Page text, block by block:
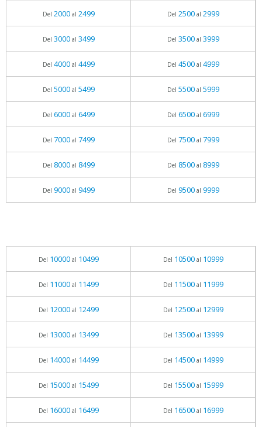
Del 2000al 2499 Del 2500al 2999
Del 3000al 3499 Del 3500al 3999
Del 4000al 4499 Del 4500al 4999
Del 5000al 5499 Del 5500al 5999
Del 6000al 6499 Del 6500al 6999
Del 7000al 7499 Del 7500al 7999
Del 8000al 8499 Del 8500al 8999
Del 9000al 9499 Del 9500al 9999
Del 10000al 10499 Del 10500al 10999
Del 11000al 11499 Del 11500al 11999
Del 12000al 12499 Del 12500al 12999
Del 13000al 13499 Del 13500al 13999
Del 14000al 14499 Del 14500al 14999
Del 15000al 15499 Del 15500al 15999
Del 16000al 16499 Del 16500al 16999